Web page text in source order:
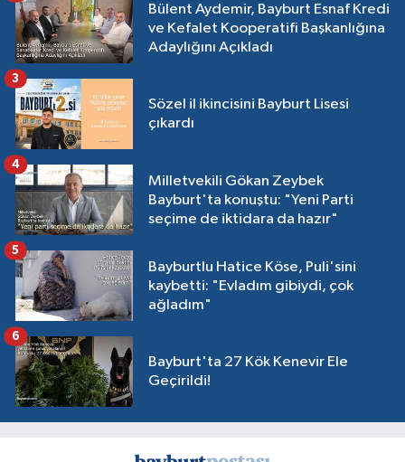
Bülent Aydemir, Bayburt Esnaf Kredi
ve Kefalet Kooperatifi Başkanlığına
Adaylığını Açıkladı
Sözel il ikincisini Bayburt Lisesi
çıkardı
3
Milletvekili Gökan Zeybek
Bayburt'ta konuştu: "Yeni Parti
seçime de iktidara da hazır"
4
Bayburtlu Hatice Köse, Puli'sini
kaybetti: "Evladım gibiydi, çok
ağladım"
5
Bayburt'ta 27 Kök Kenevir Ele
Geçirildi!
6